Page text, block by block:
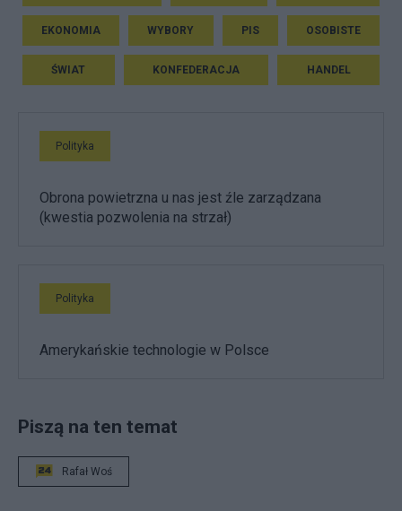
EKONOMIA WYBORY PIS OSOBISTE
ŚWIAT KONFEDERACJA HANDEL
Polityka
Obrona powietrzna u nas jest źle zarządzana
(kwestia pozwolenia na strzał)
Polityka
Amerykańskie technologie w Polsce
Piszą na ten temat
Rafał Woś